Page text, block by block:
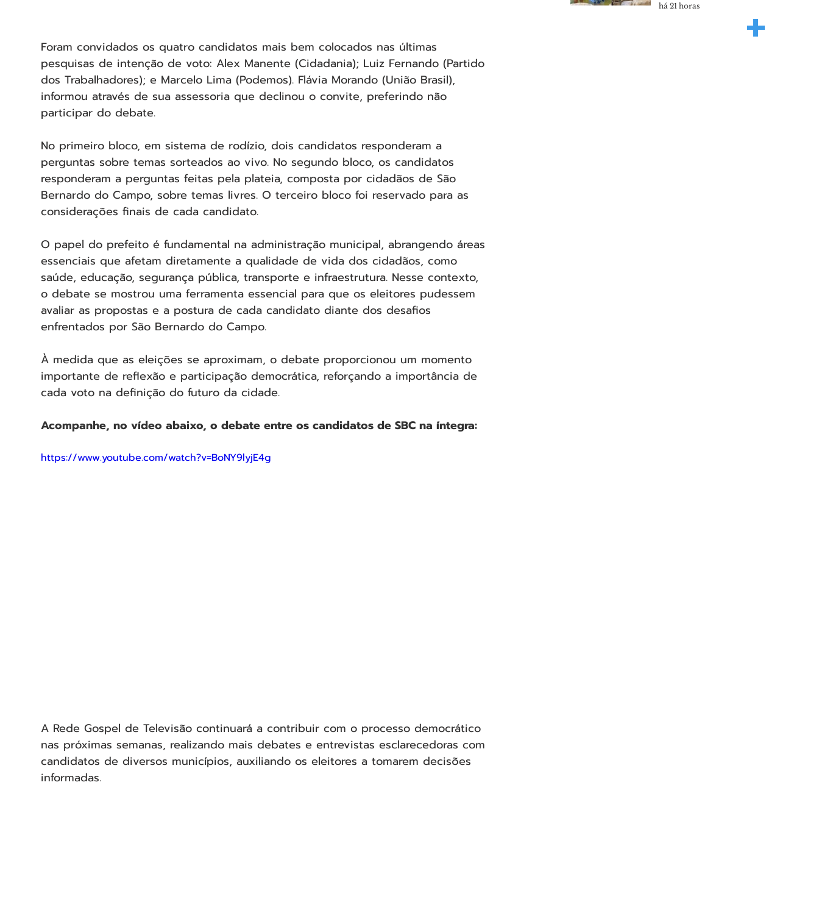
Foram convidados os quatro candidatos mais bem colocados nas últimas
pesquisas de intenção de voto: Alex Manente (Cidadania); Luiz Fernando (Partido
dos Trabalhadores); e Marcelo Lima (Podemos). Flávia Morando (União Brasil),
informou através de sua assessoria que declinou o convite, preferindo não
participar do debate.
No primeiro bloco, em sistema de rodízio, dois candidatos responderam a
perguntas sobre temas sorteados ao vivo. No segundo bloco, os candidatos
responderam a perguntas feitas pela plateia, composta por cidadãos de São
Bernardo do Campo, sobre temas livres. O terceiro bloco foi reservado para as
considerações finais de cada candidato.
O papel do prefeito é fundamental na administração municipal, abrangendo áreas
essenciais que afetam diretamente a qualidade de vida dos cidadãos, como
saúde, educação, segurança pública, transporte e infraestrutura. Nesse contexto,
o debate se mostrou uma ferramenta essencial para que os eleitores pudessem
avaliar as propostas e a postura de cada candidato diante dos desafios
enfrentados por São Bernardo do Campo.
À medida que as eleições se aproximam, o debate proporcionou um momento
importante de reflexão e participação democrática, reforçando a importância de
cada voto na definição do futuro da cidade.
Acompanhe, no vídeo abaixo, o debate entre os candidatos de SBC na íntegra:
https://www.youtube.com/watch?v=BoNY9lyjE4g
A Rede Gospel de Televisão continuará a contribuir com o processo democrático
nas próximas semanas, realizando mais debates e entrevistas esclarecedoras com
candidatos de diversos municípios, auxiliando os eleitores a tomarem decisões
informadas.
há 21 horas +